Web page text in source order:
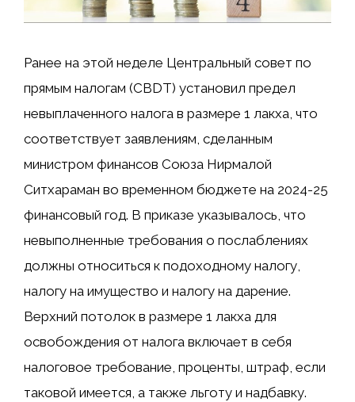
Ранее на этой неделе Центральный совет по
прямым налогам (CBDT) установил предел
невыплаченного налога в размере 1 лакха, что
соответствует заявлениям, сделанным
министром финансов Союза Нирмалой
Ситхараман во временном бюджете на 2024-25
финансовый год. В приказе указывалось, что
невыполненные требования о послаблениях
должны относиться к подоходному налогу,
налогу на имущество и налогу на дарение.
Верхний потолок в размере 1 лакха для
освобождения от налога включает в себя
налоговое требование, проценты, штраф, если
таковой имеется, а также льготу и надбавку.